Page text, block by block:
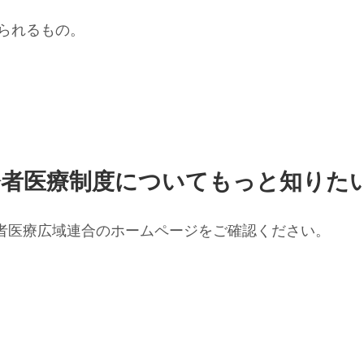
れるもの。
医療制度についてもっと知りた
療広域連合のホームページをご確認ください。